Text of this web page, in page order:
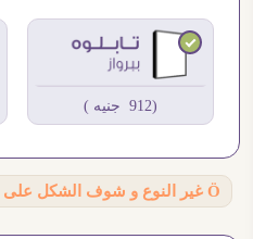
(912 جنيه )
Ö غير النوع و شوف الشكل على